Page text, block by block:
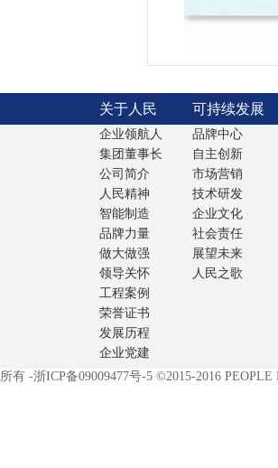
关于人民 可持续发展
企业领航人
集团董事长
公司简介
人民精神
智能制造
品牌力量
做大做强
领导关怀
工程案例
荣誉证书
发展历程
企业党建
品牌中心
自主创新
市场营销
技术研发
企业文化
社会责任
展望未来
人民之歌
有 -浙ICP备09009477号-5 ©2015-2016 PEOPLE